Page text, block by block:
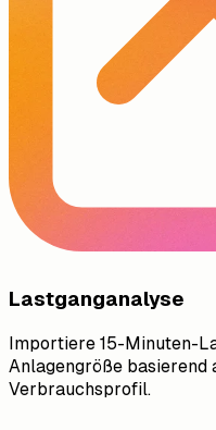
Lastganganalyse
Importiere 15-Minuten-
Anlagengröße basierend
Verbrauchsprofil.